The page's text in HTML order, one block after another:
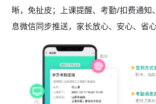
晰，免扯皮；上课提醒、考勤/扣费通知
息微信同步推送，家长放心、安心、省心